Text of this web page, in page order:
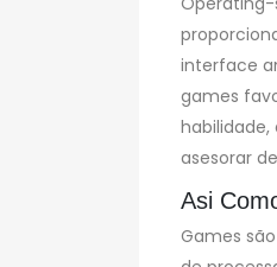
interface
games
asesorar
Asi
Games